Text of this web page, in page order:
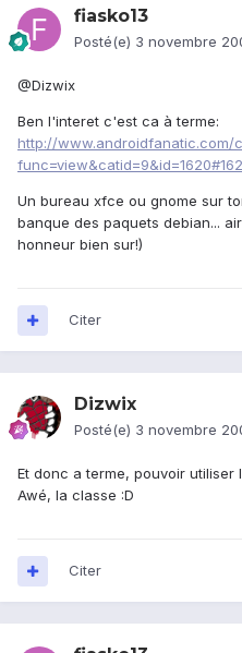
fiasko13
Posté(e) 3 novembre
@Dizwix
Ben l'interet c'est ca à terme:
http://www.androidfanatic.com/
Un bureau xfce ou gnome sur
banque des paquets debian...
honneur bien sur!)
Citer
Dizwix
Posté(e) 3 novembre
Et donc a terme, pouvoir utiliser
Awé, la classe :D
Citer